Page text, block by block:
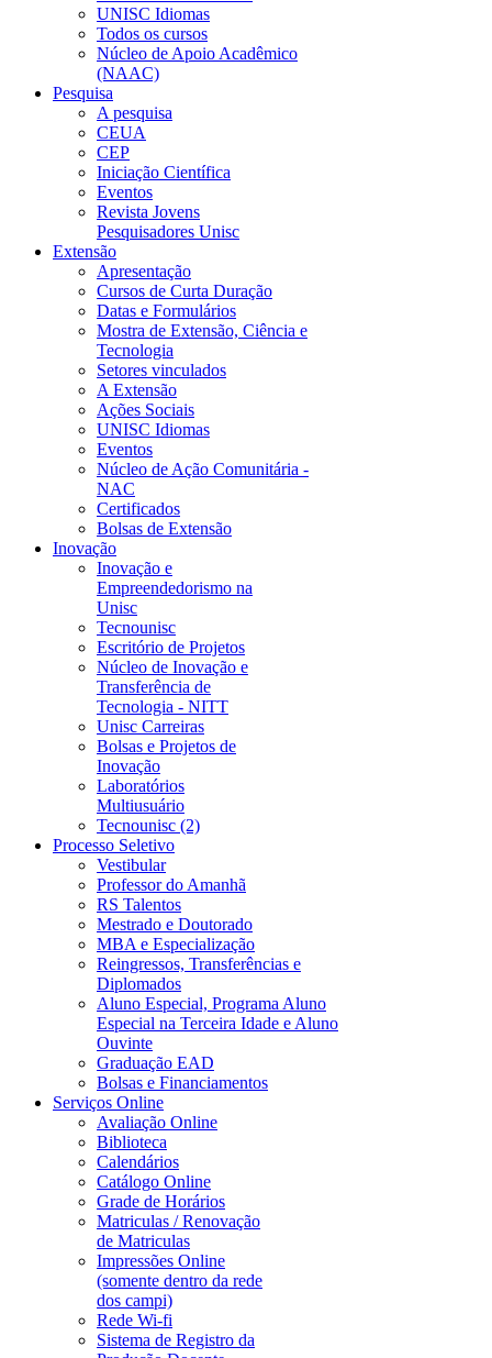
UNISC Idiomas
Todos os cursos
Núcleo de Apoio Acadêmico
(NAAC)
Pesquisa
A pesquisa
CEUA
CEP
Iniciação Científica
Eventos
Revista Jovens
Pesquisadores Unisc
Extensão
Apresentação
Cursos de Curta Duração
Datas e Formulários
Mostra de Extensão, Ciência e
Tecnologia
Setores vinculados
A Extensão
Ações Sociais
UNISC Idiomas
Eventos
Núcleo de Ação Comunitária -
NAC
Certificados
Bolsas de Extensão
Inovação
Inovação e
Empreendedorismo na
Unisc
Tecnounisc
Escritório de Projetos
Núcleo de Inovação e
Transferência de
Tecnologia - NITT
Unisc Carreiras
Bolsas e Projetos de
Inovação
Laboratórios
Multiusuário
Tecnounisc (2)
Processo Seletivo
Vestibular
Professor do Amanhã
RS Talentos
Mestrado e Doutorado
MBA e Especialização
Reingressos, Transferências e
Diplomados
Aluno Especial, Programa Aluno
Especial na Terceira Idade e Aluno
Ouvinte
Graduação EAD
Bolsas e Financiamentos
Serviços Online
Avaliação Online
Biblioteca
Calendários
Catálogo Online
Grade de Horários
Matriculas / Renovação
de Matriculas
Impressões Online
(somente dentro da rede
dos campi)
Rede Wi-fi
Sistema de Registro da